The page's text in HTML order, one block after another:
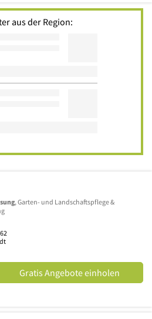
aus der Region:
, Garten- und Landschaftspflege &
Gratis Angebote einholen